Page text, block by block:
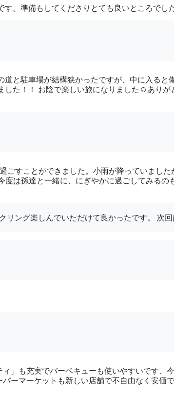
。準備もしてくださりとても良いところでした
と駐車場が結構狭かったですが、中に入ると
た！！ お陰で楽しい旅になりました︎︎︎☺︎ありが
すことができました。小雨が降っていました
は孫達と一緒に、にぎやかに過ごしてみるの
ング楽しんでいただけて良かったです。 次回
」も充実でバーベキューも使いやすいです、
ーマーケットも新しい店舗で不自由なく安価